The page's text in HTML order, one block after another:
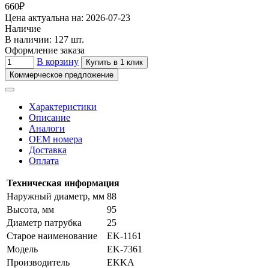
660₽
Цена актуальна на: 2026-07-23
Наличие
В наличии: 127 шт.
Оформление заказа
В корзину
Купить в 1 клик
Коммерческое предложение
Характеристики
Описание
Аналоги
OEM номера
Доставка
Оплата
Техническая информация
Наружный диаметр, мм 88
Высота, мм
95
Диаметр патрубка
25
Старое наименование
EK-1161
Модель
EK-7361
Производитель
EKKA